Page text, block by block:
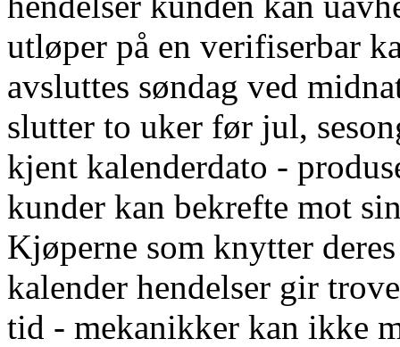
utløper på en verifiserbar
avsluttes søndag ved
slutter to uker før jul,
kjent kalenderdato -
kunder kan bekrefte mot
Kjøperne som knytter
kalender hendelser gir
tid - mekanikker kan ikke